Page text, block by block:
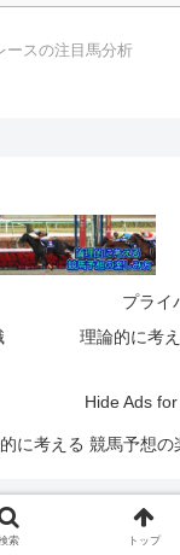
ースの注目馬分析
プライ
理論的に考
Hide Ads
に考える 競馬予想の
索 トップ